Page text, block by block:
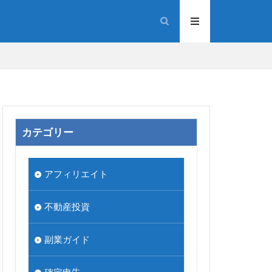
カテゴリー
アフィリエイト
不動産投資
副業ガイド